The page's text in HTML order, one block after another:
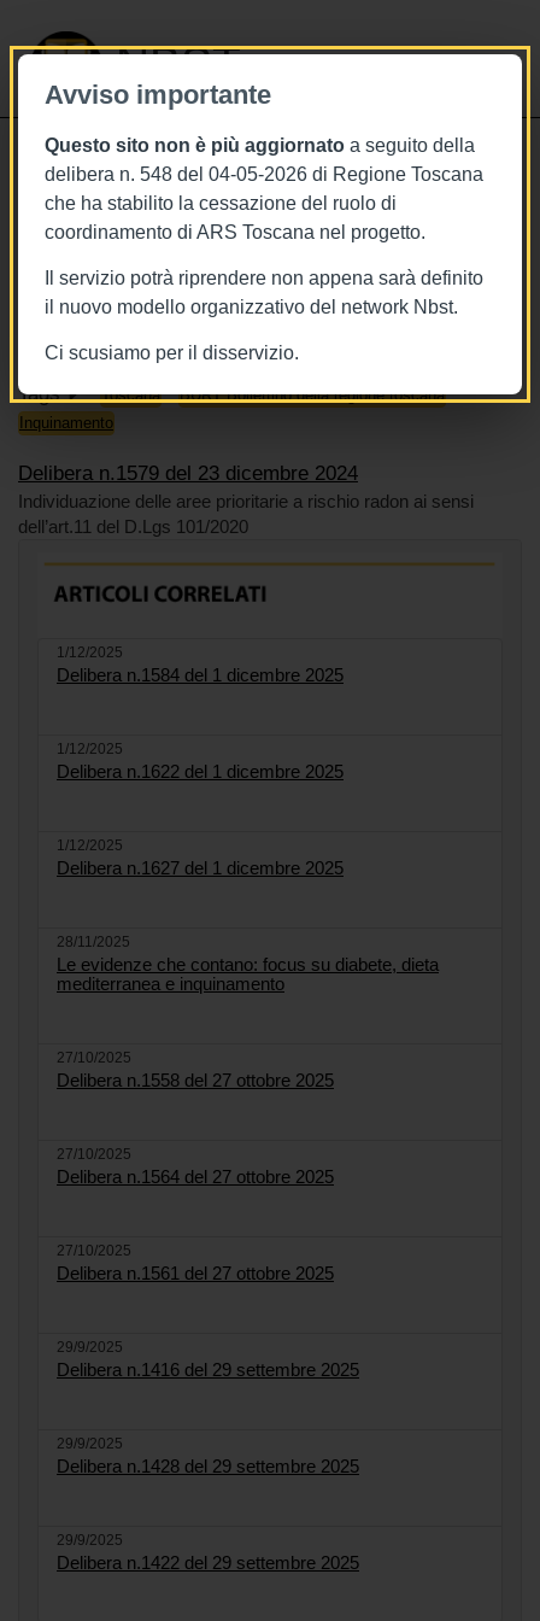
Avviso importante
Questo sito non è più aggiornato a seguito della
delibera n. 548 del 04-05-2026 di Regione Toscana
che ha stabilito la cessazione del ruolo di
coordinamento di ARS Toscana nel progetto.
Il servizio potrà riprendere non appena sarà definito
il nuovo modello organizzativo del network Nbst.
Ci scusiamo per il disservizio.
NBST
23/12/2024
Delibera n.1579 del 23 dicembre
2024
Tags Toscana
BURT Bollettino della regione toscana
Inquinamento
Delibera n.1579 del 23 dicembre 2024
Individuazione delle aree prioritarie a rischio radon ai sensi
dell’art.11 del D.Lgs 101/2020
1/12/2025
Delibera n.1584 del 1 dicembre 2025
1/12/2025
Delibera n.1622 del 1 dicembre 2025
1/12/2025
Delibera n.1627 del 1 dicembre 2025
28/11/2025
Le evidenze che contano: focus su diabete, dieta
mediterranea e inquinamento
27/10/2025
Delibera n.1558 del 27 ottobre 2025
27/10/2025
Delibera n.1564 del 27 ottobre 2025
27/10/2025
Delibera n.1561 del 27 ottobre 2025
29/9/2025
Delibera n.1416 del 29 settembre 2025
29/9/2025
Delibera n.1428 del 29 settembre 2025
29/9/2025
Delibera n.1422 del 29 settembre 2025